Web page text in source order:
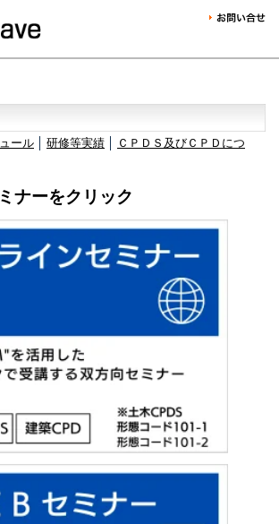
ール 研修等実績
ＣＰＤＳ及びＣＰＤにつ
ナーをクリック